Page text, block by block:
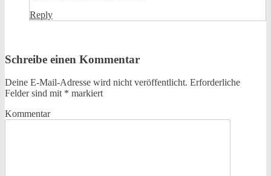
Reply
Schreibe einen Kommentar
Deine E-Mail-Adresse wird nicht veröffentlicht. Erforderliche
Felder sind mit * markiert
Kommentar